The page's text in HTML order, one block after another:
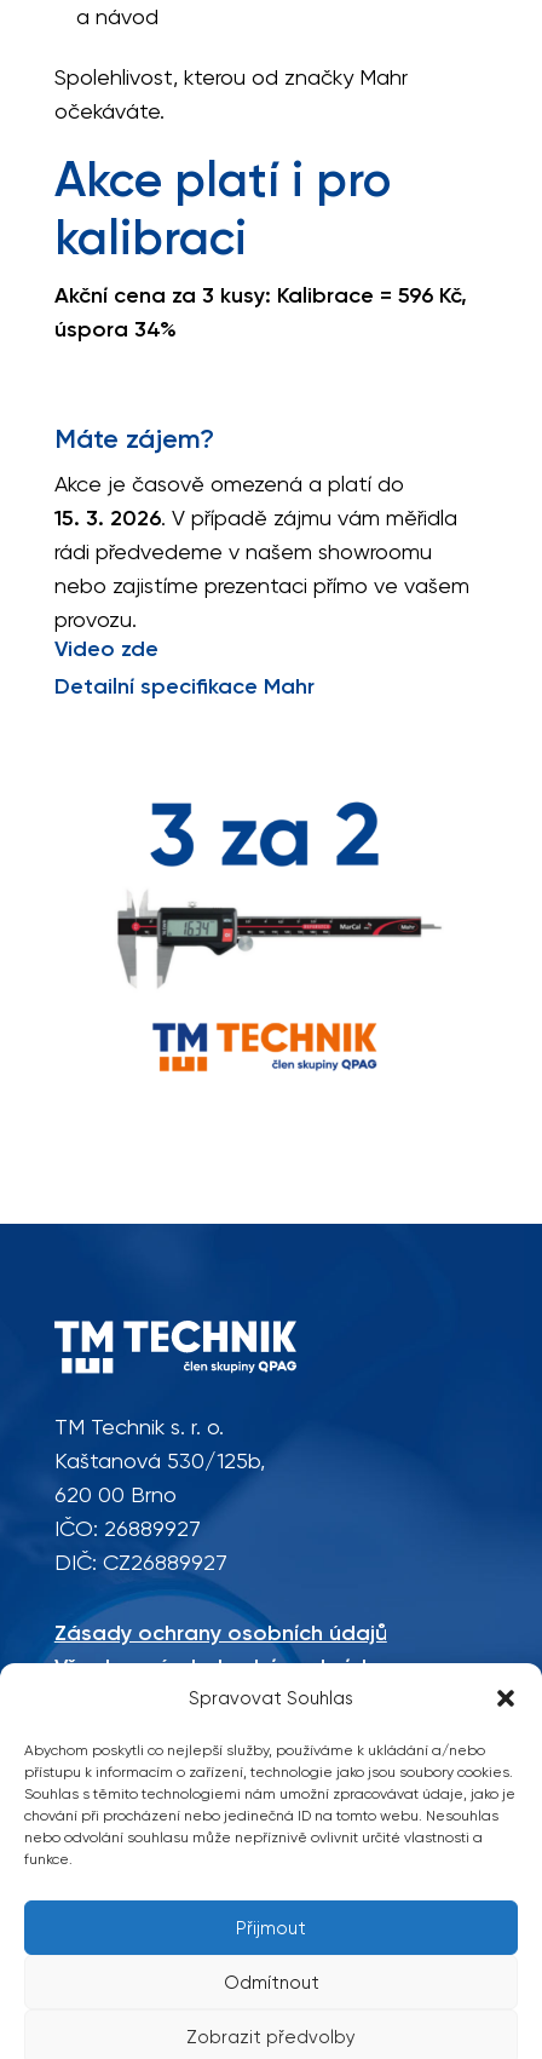
Spravovat Souhlas
Abychom poskytli co nejlepší služby, používáme k ukládání a/nebo
přístupu k informacím o zařízení, technologie jako jsou soubory cookies.
Souhlas s těmito technologiemi nám umožní zpracovávat údaje, jako je
chování při procházení nebo jedinečná ID na tomto webu. Nesouhlas
nebo odvolání souhlasu může nepříznivě ovlivnit určité vlastnosti a
funkce.
Přijmout
Odmítnout
Zobrazit předvolby
a návod
Spolehlivost, kterou od značky Mahr
očekáváte.
Akce platí i pro
kalibraci
Akční cena za 3 kusy: Kalibrace = 596 Kč,
úspora 34%
Máte zájem?
Akce je časově omezená a platí do
15. 3. 2026. V případě zájmu vám měřidla
rádi předvedeme v našem showroomu
nebo zajistíme prezentaci přímo ve vašem
provozu.
Video zde
Detailní specifikace Mahr
TM Technik s. r. o.
Kaštanová 530/125b,
620 00 Brno
IČO: 26889927
DIČ: CZ26889927
Zásady ochrany osobních údajů
Všeobecné obchodní podmínky
Mapa stránek
Sociální sítě
Copyright 2026 © TM Technik, všechna